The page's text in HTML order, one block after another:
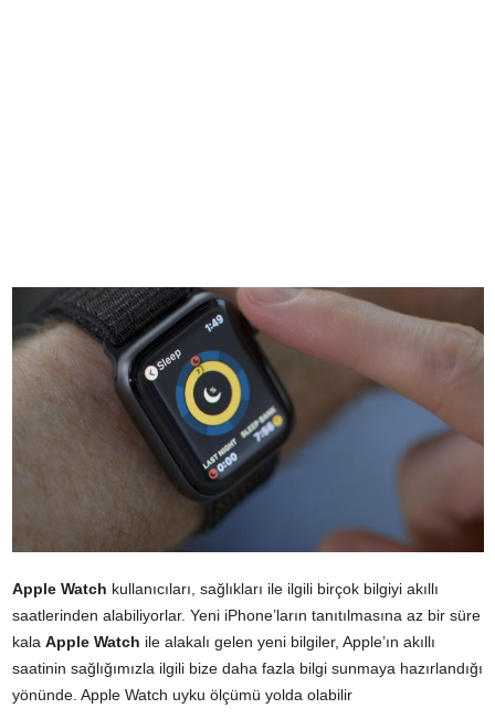
Apple Watch kullanıcıları, sağlıkları ile ilgili birçok bilgiyi akıllı
saatlerinden alabiliyorlar. Yeni iPhone’ların tanıtılmasına az bir süre
kala Apple Watch ile alakalı gelen yeni bilgiler, Apple’ın akıllı
saatinin sağlığımızla ilgili bize daha fazla bilgi sunmaya hazırlandığı
yönünde. Apple Watch uyku ölçümü yolda olabilir